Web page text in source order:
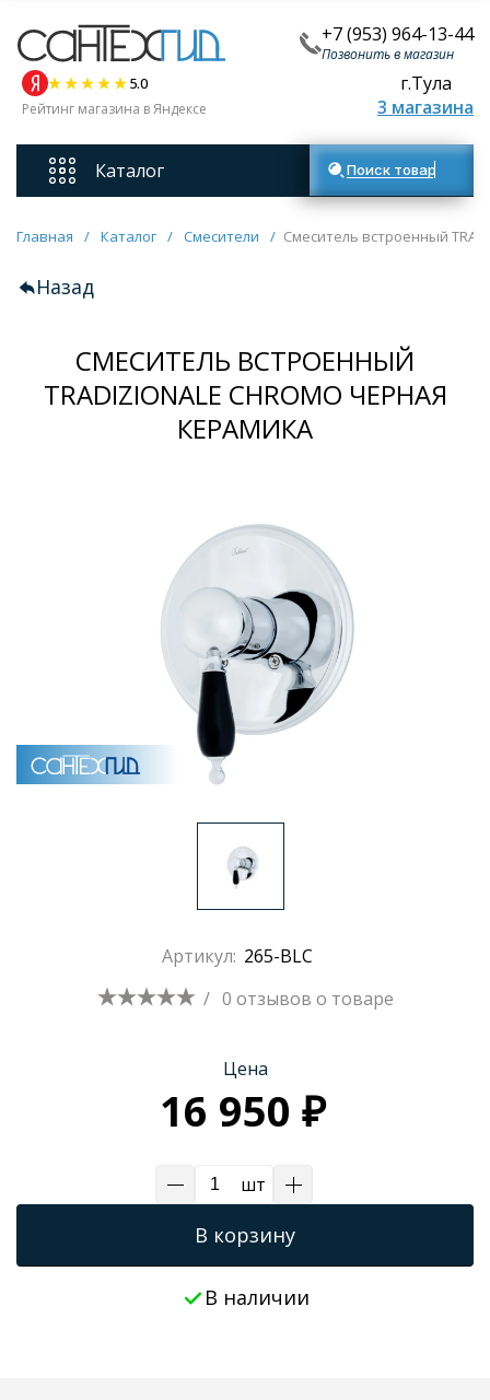
+7 (953) 964-13-44
Позвонить в магазин
5.0
Рейтинг магазина в Яндексе
г.Тула
3 магазина
Каталог
Смесители
Унитазы
Мебель для ванных комнат
Душевые кабины
Полотенцесушители
Аксессуары для ванных комнат
Душевые поддоны
Трапы для душевых
Поиск товаров
Главная / Каталог / Смесители / Смеситель встроенный
Назад
СМЕСИТЕЛЬ ВСТРОЕННЫЙ
TRADIZIONALE CHROMO ЧЕРНАЯ
КЕРАМИКА
Артикул: 265-BLC
/ 0 отзывов о товаре
Цена
16 950 ₽
шт
В корзину
В наличии